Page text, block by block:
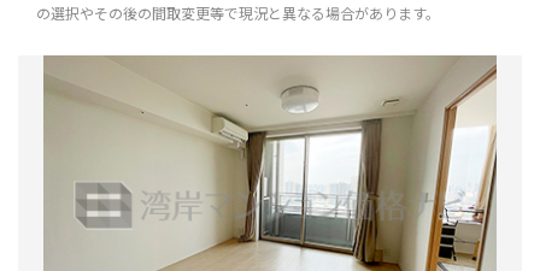
の選択やその後の間取変更等で現況と異なる場合があります。